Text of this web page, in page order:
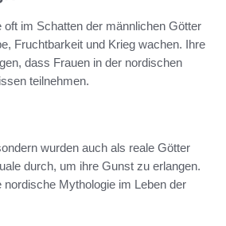
oft im Schatten der männlichen Götter
Fruchtbarkeit und Krieg wachen. Ihre
dass Frauen in der nordischen
teilnehmen.
wurden auch als reale Götter
durch, um ihre Gunst zu erlangen.
Mythologie im Leben der